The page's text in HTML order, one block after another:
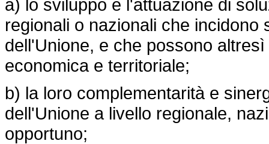
a) lo sviluppo e l'attuazione di
regionali o nazionali che
dell'Unione, e che possono
economica e territoriale;
b) la loro complementarità e
dell'Unione a livello regionale,
opportuno;